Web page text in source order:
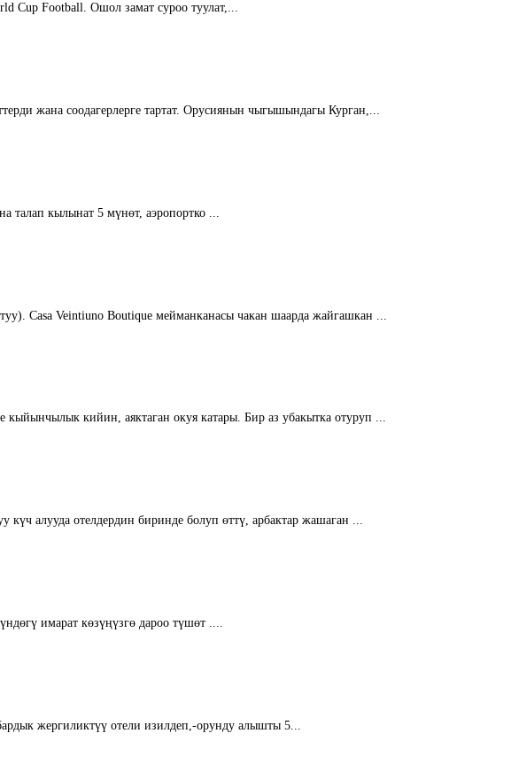
Cup Football. Ошол замат суроо туулат,...
жана соодагерлерге тартат. Орусиянын чыгышындагы Курган,...
кылынат 5 мүнөт, аэропортко ...
Casa Veintiuno Boutique мейманканасы чакан шаарда жайгашкан ...
кийин, аяктаган окуя катары. Бир аз убакытка отуруп ...
алууда отелдердин биринде болуп өттү, арбактар ​​жашаган ...
имарат көзүңүзгө дароо түшөт ....
жергиликтүү отели изилдеп,-орунду алышты 5...